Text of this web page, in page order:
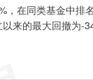
在同类基金中排
来的最大回撤为-